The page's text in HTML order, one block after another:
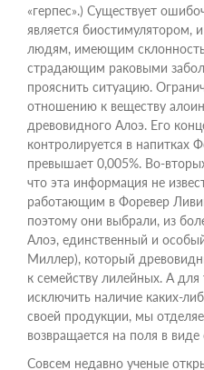
«герпес».) Существует
является биостимулятором,
людям, имеющим
страдающим раковыми
прояснить ситуацию.
отношению к веществу
древовидного Алоэ. Его
контролируется в напитках
превышает 0,005%. Во-
что эта информация не
работающим в Форевер
поэтому они выбрали, из
Алоэ, единственный и
Миллер), который
к семейству лилейных. А
исключить наличие каких-
своей продукции, мы
возвращается на поля в
Совсем недавно ученые